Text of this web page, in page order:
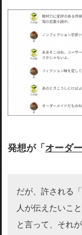
発想が「 オーダ
だが、許される
人が伝えたいこ
と言って、それ